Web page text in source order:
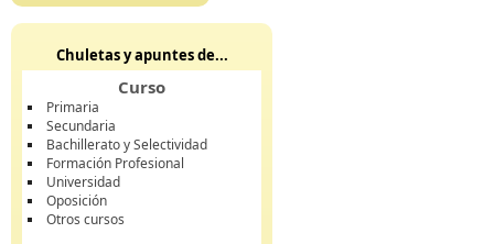
Chuletas y apuntes de...
Curso
Primaria
Secundaria
Bachillerato y Selectividad
Formación Profesional
Universidad
Oposición
Otros cursos